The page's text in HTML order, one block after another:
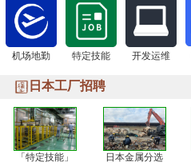
机场地勤 特定技能 开发运维
日本工厂招聘
「特定技能」 日本金属分选